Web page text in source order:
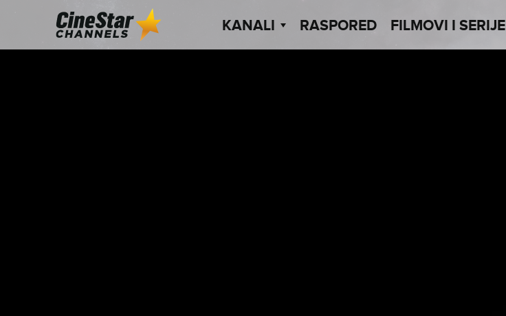
KANALI RASPORED FILMOVI I SERIJE